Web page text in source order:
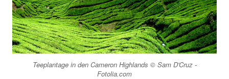
Teeplantage in den Cameron Highlands © Sam D'Cruz -
Fotolia.com